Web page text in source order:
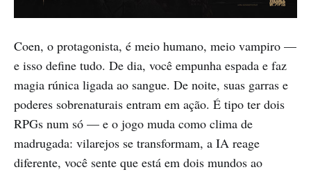
Coen, o protagonista, é meio humano, meio vampiro —
e isso define tudo. De dia, você empunha espada e faz
magia rúnica ligada ao sangue. De noite, suas garras e
poderes sobrenaturais entram em ação. É tipo ter dois
RPGs num só — e o jogo muda como clima de
madrugada: vilarejos se transformam, a IA reage
diferente, você sente que está em dois mundos ao